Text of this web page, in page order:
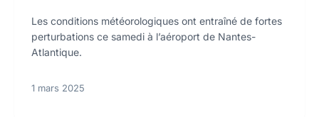
Les conditions météorologiques ont entraîné de fortes
perturbations ce samedi à l’aéroport de Nantes-
Atlantique.
1 mars 2025